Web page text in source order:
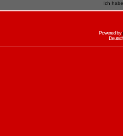
Ich
Powered by